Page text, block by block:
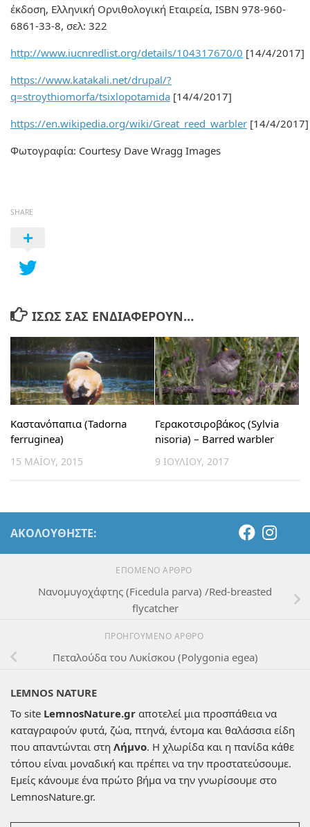
έκδοση, Ελληνική Ορνιθολογική Εταιρεία, ISBN 978-960-
6861-33-8, σελ: 322
http://www.iucnredlist.org/details/104317670/0 [14/4/2017]
https://www.katakali.net/drupal/?
q=stroythiomorfa/tsixlopotamida [14/4/2017]
https://en.wikipedia.org/wiki/Great_reed_warbler [14/4/2017]
Φωτογραφία: Courtesy Dave Wragg Images
SHARE
ΊΣΩΣ ΣΑΣ ΕΝΔΙΑΦΈΡΟΥΝ…
Καστανόπαπια (Tadorna
ferruginea)
15 ΜΑΪ́ΟΥ, 2015
Γερακοτσιροβάκος (Sylvia
nisoria) – Barred warbler
9 ΙΟΥΛΊΟΥ, 2017
ΑΚΟΛΟΥΘΉΣΤΕ:
ΕΠΌΜΕΝΟ ΆΡΘΡΟ
Νανομυγοχάφτης (Ficedula parva) /Red-breasted
flycatcher
ΠΡΟΗΓΟΎΜΕΝΟ ΆΡΘΡΟ
Πεταλούδα του Λυκίσκου (Polygonia egea)
LEMNOS NATURE
Το site LemnosNature.gr αποτελεί μια προσπάθεια να
καταγραφούν φυτά, ζώα, πτηνά, έντομα και θαλάσσια είδη
που απαντώνται στη Λήμνο. Η χλωρίδα και η πανίδα κάθε
τόπου είναι μοναδική και πρέπει να την προστατεύσουμε.
Εμείς κάνουμε ένα πρώτο βήμα να την γνωρίσουμε στο
LemnosNature.gr.